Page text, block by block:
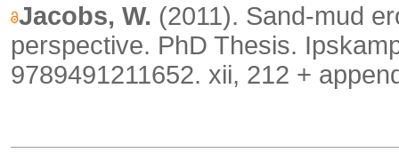
Jacobs, W. (2011). Sand-mud
perspective. PhD Thesis.
9789491211652. xii, 212 +